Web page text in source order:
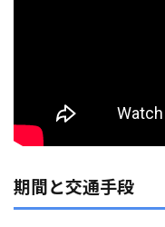
期間と交通手段